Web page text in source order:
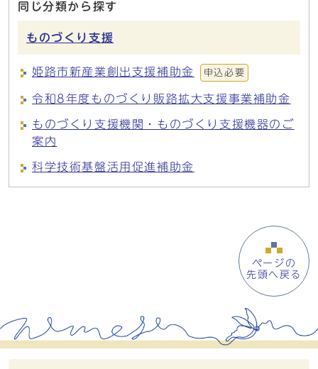
同じ分類から探す
ものづくり支援
姫路市新産業創出支援補助金 申込必要
令和8年度ものづくり販路拡大支援事業補助金
ものづくり支援機関・ものづくり支援機器のご
案内
科学技術基盤活用促進補助金
ページの
先頭へ戻る